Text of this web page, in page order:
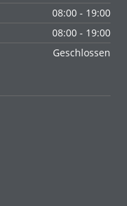
08:00 - 19:00
08:00 - 19:00
Geschlossen